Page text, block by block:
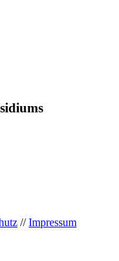
//Impressum